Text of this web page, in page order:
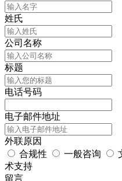
姓氏
公司名称
标题
电话号码
电子邮件地址
外联原因
合规性
一般咨询
术支持
留言